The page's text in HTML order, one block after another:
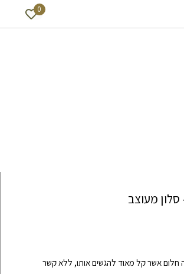
0
סלון מעוצב
חלום אשר קל מאוד להגשים אותו, ללא קשר